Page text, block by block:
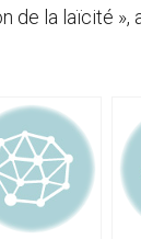
de la laïcité »,